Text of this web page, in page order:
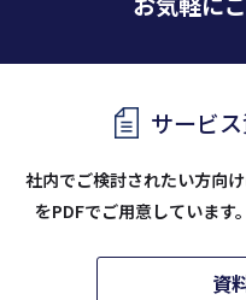
サービ
社内でご検討されたい方向
をPDFでご用意しています
資